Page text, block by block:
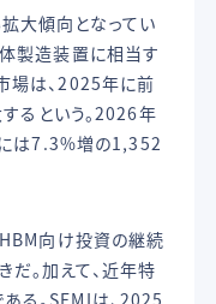
大傾向となってい
製造装置に相当す
場は、2025年に前
るという。2026年
は7.3%増の1,352
向け投資の継続
。加えて、近年特
る。SEMIは、2025